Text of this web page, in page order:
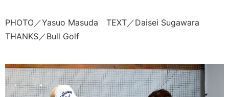
PHOTO／Yasuo Masuda TEXT／Daisei Sugawara
THANKS／Bull Golf